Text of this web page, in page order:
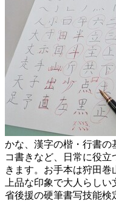
かな、漢字の楷・行書の
コ書きなど、日常に役
きます。お手本は狩田
上品な印象で大人らし
省後援の硬筆書写技能検